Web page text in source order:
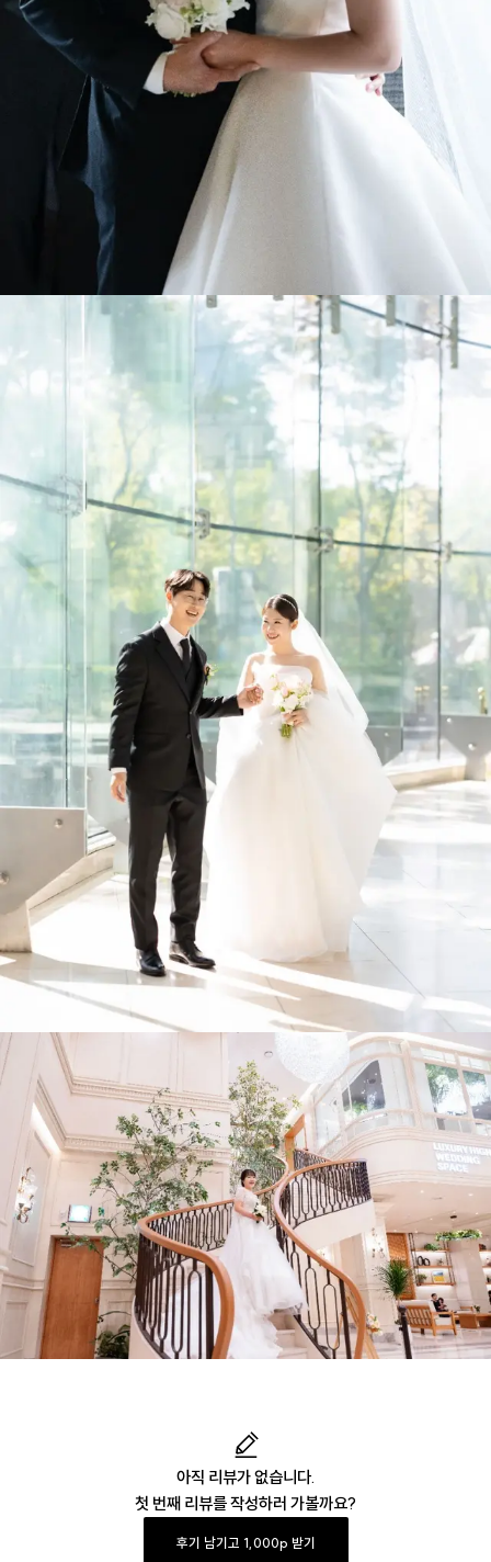
아직 리뷰가 없습니다.
첫 번째 리뷰를 작성하러 가볼까요?
후기 남기고 1,000p 받기